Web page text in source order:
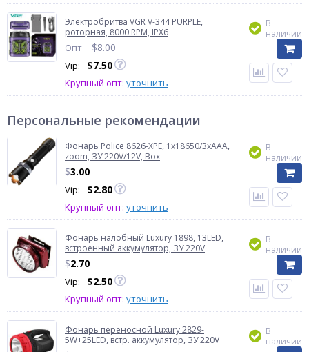
Электробритва VGR V-344 PURPLE,
роторная, 8000 RPM, IPX6
Опт $8.00
Vip: $7.50
Крупный опт: уточнить
В
наличии
Персональные рекомендации
Фонарь Police 8626-XPE, 1х18650/3xAAA,
zoom, ЗУ 220V/12V, Box
$3.00
Vip: $2.80
Крупный опт: уточнить
В
наличии
Фонарь налобный Luxury 1898, 13LED,
встроенный аккумулятор, ЗУ 220V
$2.70
Vip: $2.50
Крупный опт: уточнить
В
наличии
Фонарь переносной Luxury 2829-
5W+25LED, встр. аккумулятор, ЗУ 220V
В
наличии